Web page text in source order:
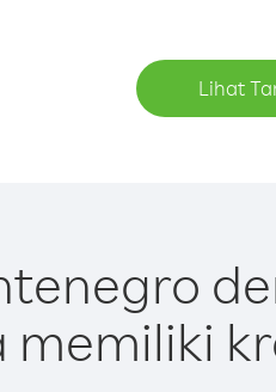
Lihat
memiliki